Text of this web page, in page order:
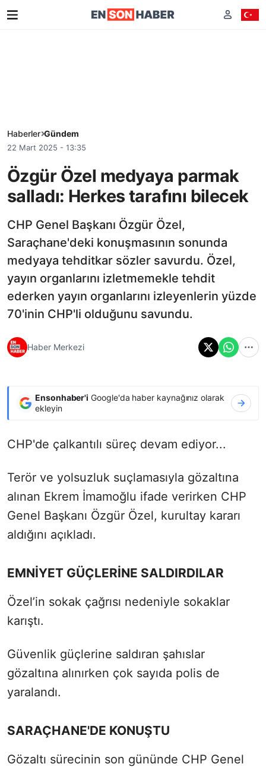
Haberler Gündem
22 Mart 2025 - 13:35
Özgür Özel medyaya parmak
salladı: Herkes tarafını bilecek
CHP Genel Başkanı Özgür Özel,
Saraçhane'deki konuşmasının sonunda
medyaya tehditkar sözler savurdu. Özel,
yayın organlarını izletmemekle tehdit
ederken yayın organlarını izleyenlerin yüzde
70'inin CHP'li olduğunu savundu.
Haber Merkezi
Ensonhaber'i Google'da haber kaynağınız olarak
ekleyin
CHP'de çalkantılı süreç devam ediyor...
Terör ve yolsuzluk suçlamasıyla gözaltına
alınan Ekrem İmamoğlu ifade verirken CHP
Genel Başkanı Özgür Özel, kurultay kararı
aldığını açıkladı.
EMNİYET GÜÇLERİNE SALDIRDILAR
Özel’in sokak çağrısı nedeniyle sokaklar
karıştı.
Güvenlik güçlerine saldıran şahıslar
gözaltına alınırken çok sayıda polis de
yaralandı.
SARAÇHANE'DE KONUŞTU
Gözaltı sürecinin son gününde CHP Genel